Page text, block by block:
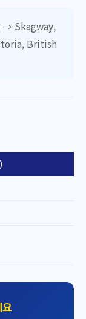
Skagway,
British